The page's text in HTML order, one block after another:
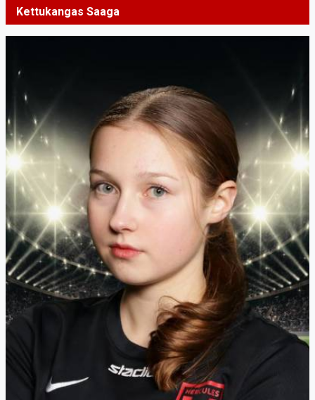
Kettukangas Saaga